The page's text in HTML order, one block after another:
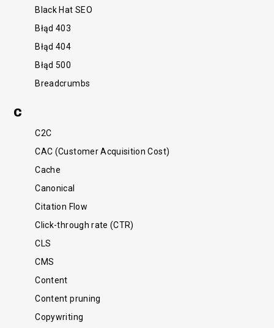
Black Hat SEO
Błąd 403
Błąd 404
Błąd 500
Breadcrumbs
C
C2C
CAC (Customer Acquisition Cost)
Cache
Canonical
Citation Flow
Click-through rate (CTR)
CLS
CMS
Content
Content pruning
Copywriting